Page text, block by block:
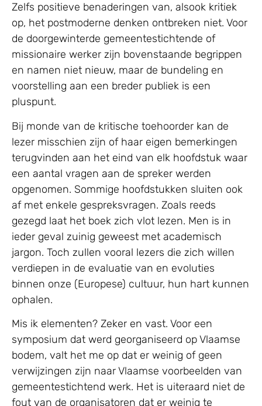
Zelfs positieve benaderingen van, alsook kritiek
op, het postmoderne denken ontbreken niet. Voor
de doorgewinterde gemeentestichtende of
missionaire werker zijn bovenstaande begrippen
en namen niet nieuw, maar de bundeling en
voorstelling aan een breder publiek is een
pluspunt.
Bij monde van de kritische toehoorder kan de
lezer misschien zijn of haar eigen bemerkingen
terugvinden aan het eind van elk hoofdstuk waar
een aantal vragen aan de spreker werden
opgenomen. Sommige hoofdstukken sluiten ook
af met enkele gespreksvragen. Zoals reeds
gezegd laat het boek zich vlot lezen. Men is in
ieder geval zuinig geweest met academisch
jargon. Toch zullen vooral lezers die zich willen
verdiepen in de evaluatie van en evoluties
binnen onze (Europese) cultuur, hun hart kunnen
ophalen.
Mis ik elementen? Zeker en vast. Voor een
symposium dat werd georganiseerd op Vlaamse
bodem, valt het me op dat er weinig of geen
verwijzingen zijn naar Vlaamse voorbeelden van
gemeentestichtend werk. Het is uiteraard niet de
fout van de organisatoren dat er weinig te